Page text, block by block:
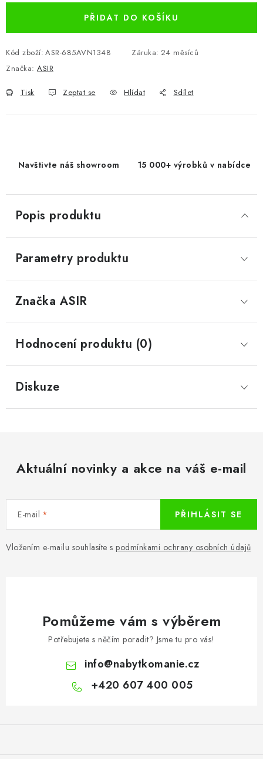
PŘIDAT DO KOŠÍKU
Kód zboží: ASR-685AVN1348 Záruka: 24 měsíců
Značka: ASIR
Tisk Zeptat se Hlídat Sdílet
Navštivte náš showroom 15 000+ výrobků v nabídce
Popis produktu
Parametry produktu
Značka ASIR
Hodnocení produktu (0)
Diskuze
Aktuální novinky a akce na váš e-mail
E-mail
Vložením e-mailu souhlasíte s podmínkami ochrany osobních údajů
PŘIHLÁSIT SE
Pomůžeme vám s výběrem
Potřebujete s něčím poradit? Jsme tu pro vás!
info@nabytkomanie.cz
+420 607 400 005